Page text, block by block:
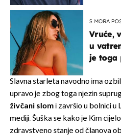
S MORA
Vruće,
u
je toga
Slavna starleta navodno ima
upravo je zbog toga njezin
živčani slom i završio u bolnici u
mediji. Šuška se kako je Kim
zdravstveno stanje od članova